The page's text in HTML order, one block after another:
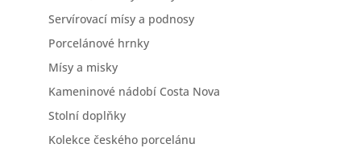
Servírovací mísy a podnosy
Porcelánové hrnky
Mísy a misky
Kameninové nádobí Costa Nova
Stolní doplňky
Kolekce českého porcelánu